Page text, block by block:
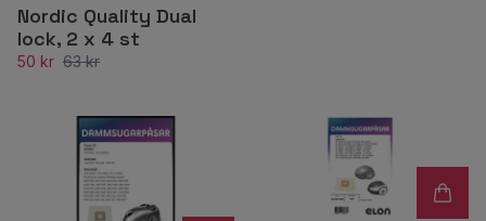
Nordic Quality Dual
lock, 2 x 4 st
50 kr 63 kr